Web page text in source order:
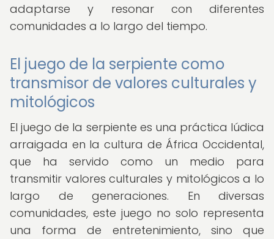
adaptarse y resonar con diferentes
comunidades a lo largo del tiempo.
El juego de la serpiente como
transmisor de valores culturales y
mitológicos
El juego de la serpiente es una práctica lúdica
arraigada en la cultura de África Occidental,
que ha servido como un medio para
transmitir valores culturales y mitológicos a lo
largo de generaciones. En diversas
comunidades, este juego no solo representa
una forma de entretenimiento, sino que